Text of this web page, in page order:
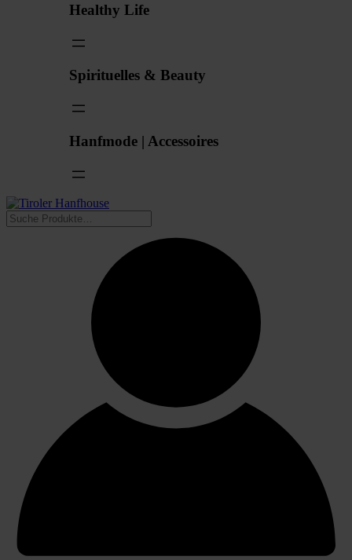
Healthy Life
Spirituelles & Beauty
Hanfmode | Accessoires
Suchen